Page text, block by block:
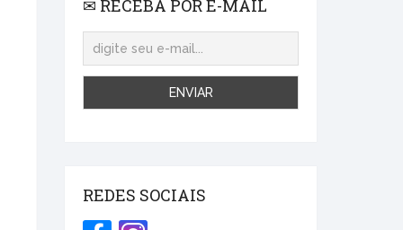
✉ RECEBA POR E-MAIL
REDES SOCIAIS